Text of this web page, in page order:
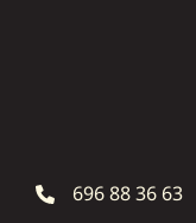
696 88 36 63